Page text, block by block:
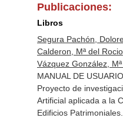
Publicaciones:
Libros
Segura Pachón,
Calderon, Mª del
Vázquez González,
MANUAL DE
Proyecto de
Artificial aplicada a la
Edificios